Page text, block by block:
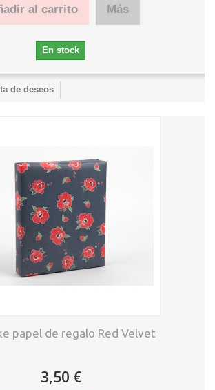
al carrito Más
En stock
de deseos
papel de regalo Red Velvet
3,50 €